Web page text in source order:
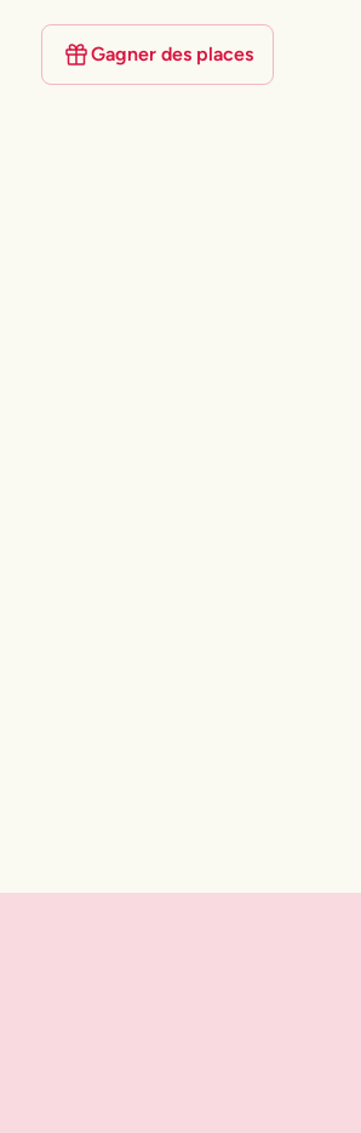
Gagner des places